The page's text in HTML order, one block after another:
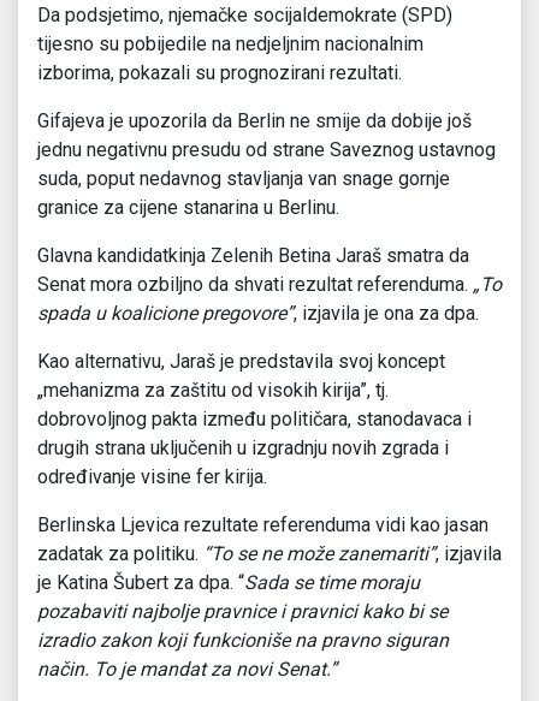
Da podsjetimo, njemačke socijaldemokrate (SPD)
tijesno su pobijedile na nedjeljnim nacionalnim
izborima, pokazali su prognozirani rezultati.
Gifajeva je upozorila da Berlin ne smije da dobije još
jednu negativnu presudu od strane Saveznog ustavnog
suda, poput nedavnog stavljanja van snage gornje
granice za cijene stanarina u Berlinu.
Glavna kandidatkinja Zelenih Betina Jaraš smatra da
Senat mora ozbiljno da shvati rezultat referenduma. „To
spada u koalicione pregovore”, izjavila je ona za dpa.
Kao alternativu, Jaraš je predstavila svoj koncept
„mehanizma za zaštitu od visokih kirija”, tj.
dobrovoljnog pakta između političara, stanodavaca i
drugih strana uključenih u izgradnju novih zgrada i
određivanje visine fer kirija.
Berlinska Ljevica rezultate referenduma vidi kao jasan
zadatak za politiku. “To se ne može zanemariti”, izjavila
je Katina Šubert za dpa. “Sada se time moraju
pozabaviti najbolje pravnice i pravnici kako bi se
izradio zakon koji funkcioniše na pravno siguran
način. To je mandat za novi Senat.”